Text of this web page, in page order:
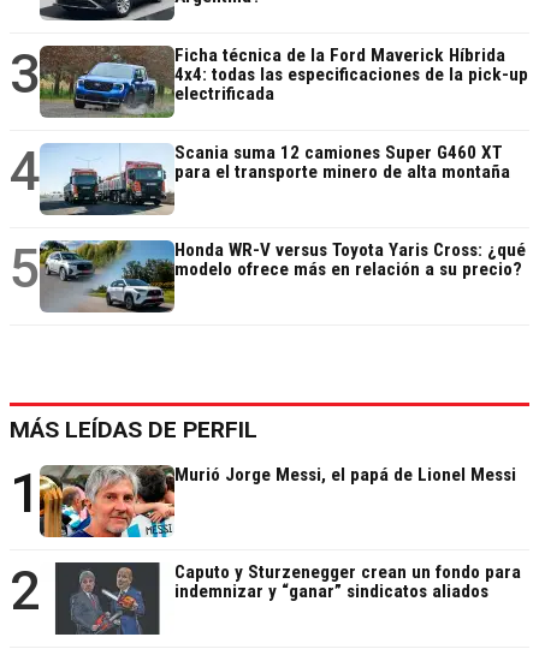
3
Ficha técnica de la Ford Maverick Híbrida
4x4: todas las especificaciones de la pick-up
electrificada
4
Scania suma 12 camiones Super G460 XT
para el transporte minero de alta montaña
5
Honda WR-V versus Toyota Yaris Cross: ¿qué
modelo ofrece más en relación a su precio?
MÁS LEÍDAS DE PERFIL
1 Murió Jorge Messi, el papá de Lionel Messi
2
Caputo y Sturzenegger crean un fondo para
indemnizar y “ganar” sindicatos aliados